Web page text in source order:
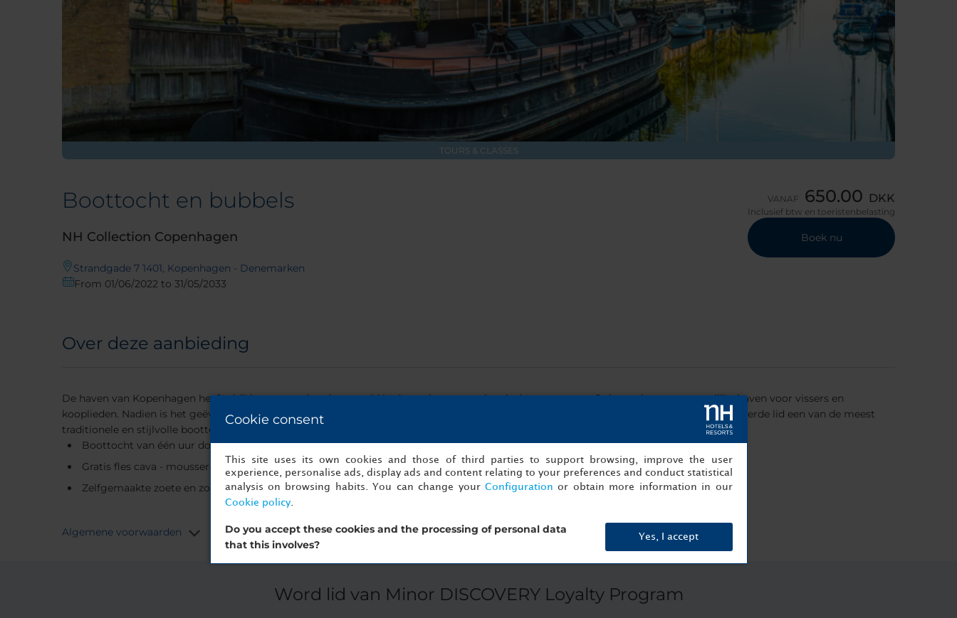
TOURS & CLASSES
Boottocht en bubbels
NH Collection Copenhagen
Strandgade 7 1401, Kopenhagen - Denemarken
From 01/06/2022 to 31/05/2033
VANAF 650.00 DKK
Inclusief btw en toeristenbelasting
Boek nu
Over deze aanbieding
De haven van Kopenhagen heeft altijd een centrale rol gespeeld in de stad en weerspiegelt de geest ervan. Ooit was het een natuurlijke haven voor vissers en
kooplieden. Nadien is het geëvolueerd tot een industriële haven en nu is het een culturele en recreatieve ruimte. Ontdek als ons gewaardeerde lid een van de meest
traditionele en stijlvolle boottochten in Kopenhagen onder het genot van een gratis fles cava en heerlijke snacks.
Boottocht van één uur door de Stromma-gracht.
Gratis fles cava - mousserende wijn.
Zelfgemaakte zoete en zoute snacks.
Algemene voorwaarden
Word lid van Minor DISCOVERY Loyalty Program
Cookie consent
This site uses its own cookies and those of third parties to support browsing, improve the user
experience, personalise ads, display ads and content relating to your preferences and conduct statistical
analysis on browsing habits. You can change your Configuration or obtain more information in our
Cookie policy.
Do you accept these cookies and the processing of personal data
that this involves?
Yes, I accept